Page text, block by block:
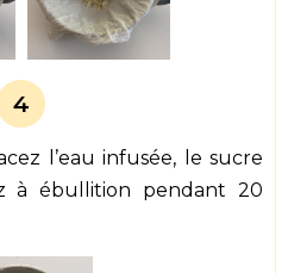
4
l’eau infusée, le sucre
ébullition pendant 20